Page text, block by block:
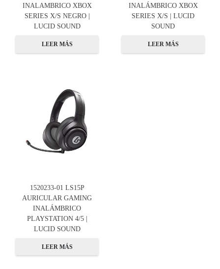
INALAMBRICO XBOX
SERIES X/S NEGRO |
LUCID SOUND
LEER MÁS
INALÁMBRICO XBOX
SERIES X/S | LUCID
SOUND
LEER MÁS
1520233-01 LS15P
AURICULAR GAMING
INALÁMBRICO
PLAYSTATION 4/5 |
LUCID SOUND
LEER MÁS